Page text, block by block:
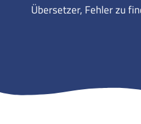
Übersetzer, Fehler zu